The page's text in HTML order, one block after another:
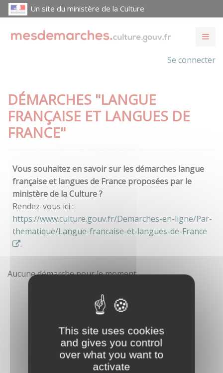
This site uses cookies
and gives you control
over what you want to
activate
Un site du ministère de la Culture
Se connecter
DÉMARCHES "LANGUE
FRANÇAISE ET LANGUES DE
FRANCE"
Vous souhaitez en savoir sur les démarches langue
française et langues de France proposées par le
ministère de la Culture ?
Rendez-vous ici :
https://www.culture.gouv.fr/Demarches-en-ligne/Par-
thematique/Langue-francaise-et-langues-de-France
.
Aucune démarche pour le moment